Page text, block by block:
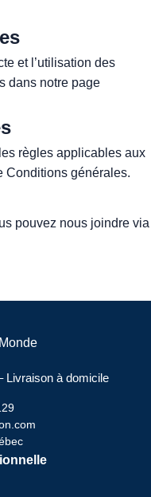
et l’utilisation des
dans notre page
règles applicables aux
Conditions générales.
pouvez nous joindre via
Livraison à domicile